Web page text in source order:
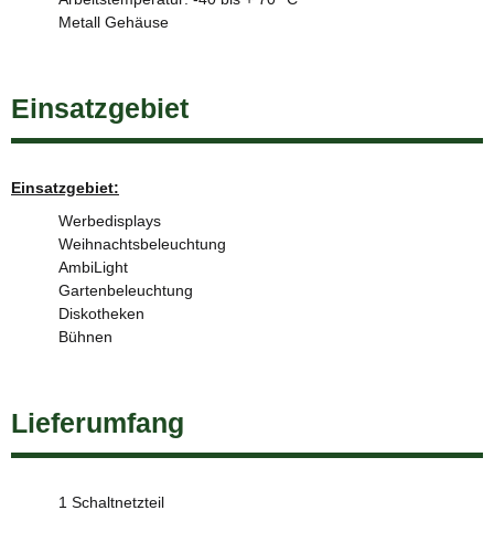
Metall Gehäuse
Einsatzgebiet
Einsatzgebiet:
Werbedisplays
Weihnachtsbeleuchtung
AmbiLight
Gartenbeleuchtung
Diskotheken
Bühnen
Lieferumfang
1 Schaltnetzteil